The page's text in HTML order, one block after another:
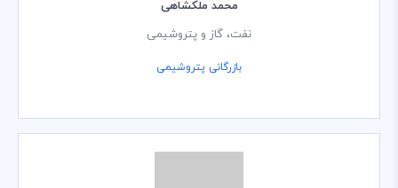
محمد ملکشاهی
نفت، گاز و پتروشیمی
بازرگانی پتروشیمی